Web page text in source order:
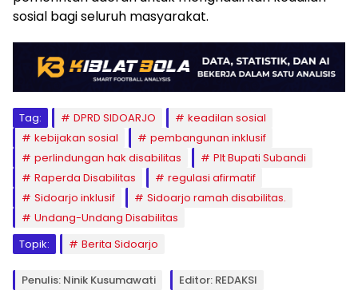
sosial bagi seluruh masyarakat.
Tag: DPRD SIDOARJO
keadilan sosial
kebijakan sosial
pembangunan inklusif
perlindungan hak disabilitas
Plt Bupati Subandi
Raperda Disabilitas
regulasi afirmatif
Sidoarjo inklusif
Sidoarjo ramah disabilitas.
Undang-Undang Disabilitas
Topik:
Berita Sidoarjo
Penulis: Ninik Kusumawati Editor: REDAKSI